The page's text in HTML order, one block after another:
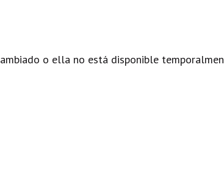
o ella no está disponible